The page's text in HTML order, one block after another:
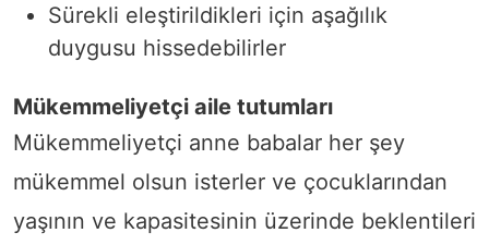
Sürekli eleştirildikleri için aşağılık
duygusu hissedebilirler
Mükemmeliyetçi aile tutumları
Mükemmeliyetçi anne babalar her şey
mükemmel olsun isterler ve çocuklarından
yaşının ve kapasitesinin üzerinde beklentileri